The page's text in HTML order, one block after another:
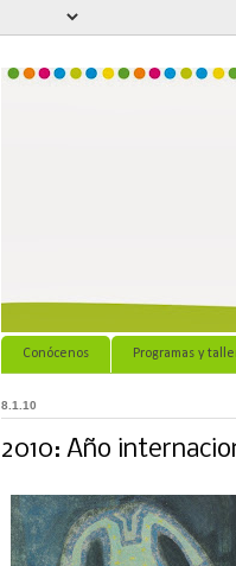
Conócenos Programas y
8.1.10
2010: Año